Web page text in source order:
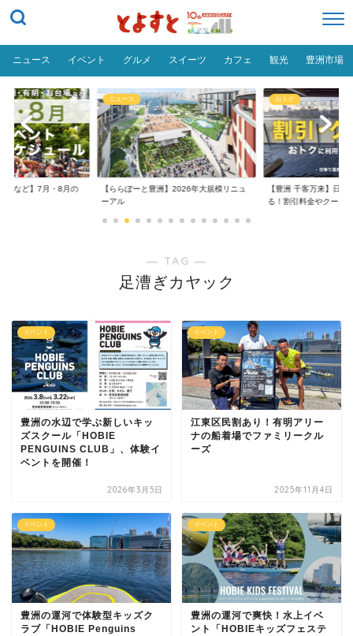
ニュース イベント グルメ スイーツ カフェ 観光 豊洲市場
場など】7月・8月の
ニュース
【ららぽーと豊洲】2026年大規模リニュ
ーアル
おトク
【豊洲 千客万来】日帰
る！割引料金やクーポ...
― TAG ―
足漕ぎカヤック
イベント
豊洲の水辺で学ぶ新しいキッ
ズスクール「HOBIE
PENGUINS CLUB」、体験イ
ベントを開催！
2026年3月5日
イベント
江東区民割あり！有明アリー
ナの船着場でファミリークル
ーズ
2025年11月4日
イベント
豊洲の運河で体験型キッズク
ラブ「HOBIE Penguins
イベント
豊洲の運河で爽快！水上イベ
ント「HOBIEキッズフェステ